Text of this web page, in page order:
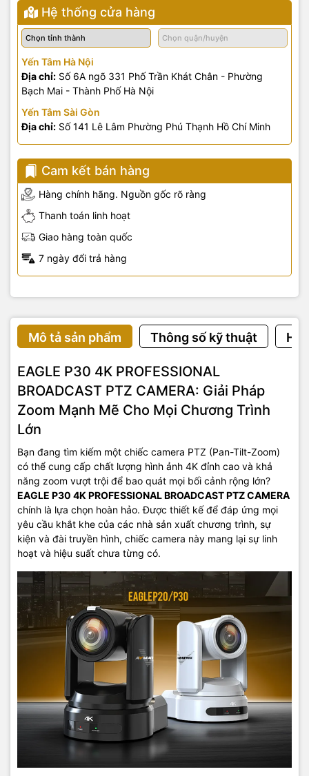
Hệ thống cửa hàng
Yến Tâm Hà Nội
Địa chỉ: Số 6A ngõ 331 Phố Trần Khát Chân - Phường
Bạch Mai - Thành Phố Hà Nội
Yến Tâm Sài Gòn
Địa chỉ: Số 141 Lê Lâm Phường Phú Thạnh Hồ Chí Minh
Cam kết bán hàng
Hàng chính hãng. Nguồn gốc rõ ràng
Thanh toán linh hoạt
Giao hàng toàn quốc
7 ngày đổi trả hàng
Mô tả sản phẩm Thông số kỹ thuật
EAGLE P30 4K PROFESSIONAL
BROADCAST PTZ CAMERA: Giải Pháp
Zoom Mạnh Mẽ Cho Mọi Chương Trình
Lớn
Bạn đang tìm kiếm một chiếc camera PTZ (Pan-Tilt-Zoom)
có thể cung cấp chất lượng hình ảnh 4K đỉnh cao và khả
năng zoom vượt trội để bao quát mọi bối cảnh rộng lớn?
EAGLE P30 4K PROFESSIONAL BROADCAST PTZ CAMERA
chính là lựa chọn hoàn hảo. Được thiết kế để đáp ứng mọi
yêu cầu khắt khe của các nhà sản xuất chương trình, sự
kiện và đài truyền hình, chiếc camera này mang lại sự linh
hoạt và hiệu suất chưa từng có.